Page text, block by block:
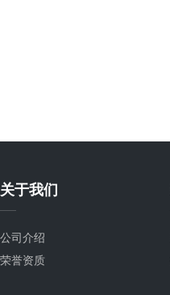
关于我们
公司介绍
荣誉资质